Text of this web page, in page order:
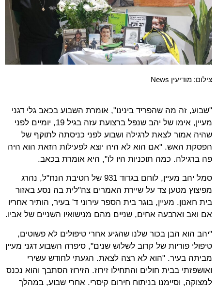
צילום: מודיעין News
"שבוע, זה מה שהפריד בינינו", אומרת השבוע בכאב גלי דגני
מעיין, אימו של יהב שנפל ברצועת עזה בגיל 19, יומיים לפני
שהיה אמור לצאת לרגילה ושבוע לפני כניסתה לתוקף של
הפסקת האש. "אם הוא לא היה יוצא לפעילות הזאת הוא היה
פה ברגילה. כמה תוכניות היו לו", היא אומרת בכאב.
סמל יהב מעיין, לוחם בגדוד 931 של חטיבת הנח"ל, נהרג
מפיצוץ מטען צד על שיירת האמרים צה"לית בה נסע באזור
בית חאנון. מעיין, בוגר בית הספר עירוני ד' בעיר, הותיר אחריו
אם ואב וארבעה אחים, שניים מהם מנישואיו השניים של אביו.
"יהב הוא הבן בכור שלנו שהגיע אחרי טיפולים לא פשוטים,
טיפולי פוריות של קרוב לשלוש שנים", סיפרה השבוע דגני מעיין
מביתה בעיר. "הוא לא רצה לצאת. הגעתי לחודש עשירי
ואושפזתי בבית חולים והתחילו זירוז. הזירוז הסתבך והוא נכנס
למצוקה, וסיימנו בניתוח חירום קיסרי. אחרי שבוע, במהלך